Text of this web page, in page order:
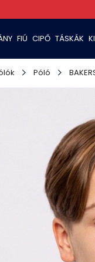
FIÚ CIPŐ TÁSKÁK
Póló